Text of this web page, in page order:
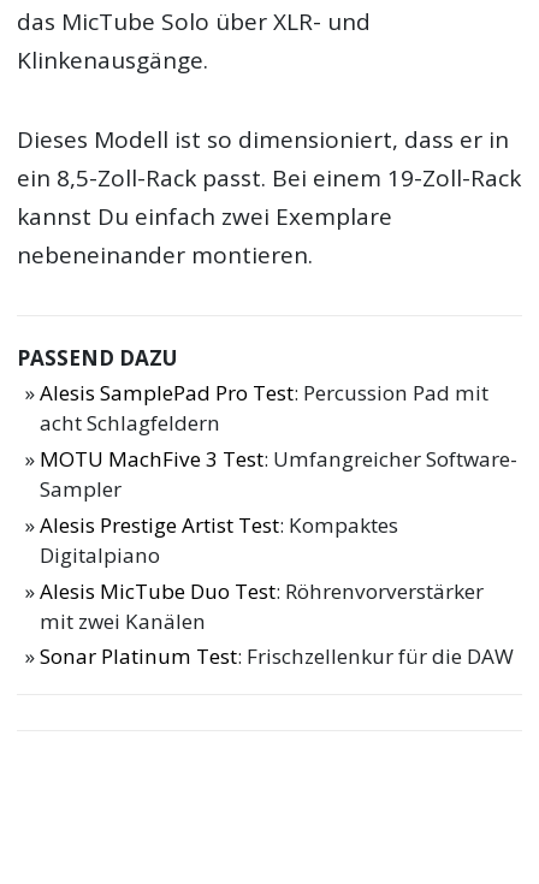
das MicTube Solo über XLR- und
Klinkenausgänge.
Dieses Modell ist so dimensioniert, dass er in
ein 8,5-Zoll-Rack passt. Bei einem 19-Zoll-Rack
kannst Du einfach zwei Exemplare
nebeneinander montieren.
PASSEND DAZU
Alesis SamplePad Pro Test: Percussion Pad mit
acht Schlagfeldern
MOTU MachFive 3 Test: Umfangreicher Software-
Sampler
Alesis Prestige Artist Test: Kompaktes
Digitalpiano
Alesis MicTube Duo Test: Röhrenvorverstärker
mit zwei Kanälen
Sonar Platinum Test: Frischzellenkur für die DAW